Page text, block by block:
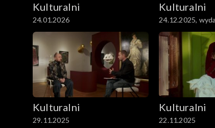
Kulturalni
24.01.2026
Kulturalni
24.12.2025,
Kulturalni
29.11.2025
Kulturalni
22.11.2025